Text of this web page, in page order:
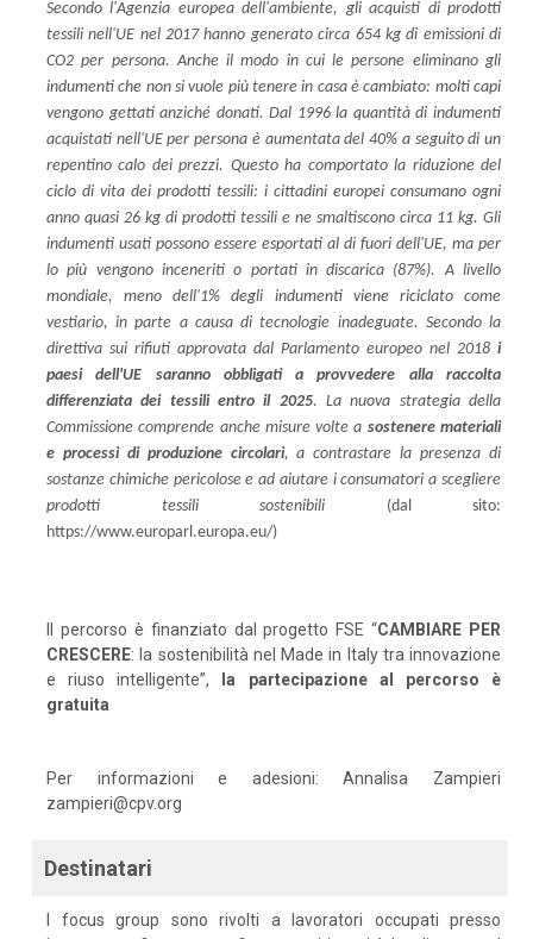
Secondo l'Agenzia europea dell'ambiente, gli acquisti di prodotti
tessili nell'UE nel 2017 hanno generato circa 654 kg di emissioni di
CO2 per persona. Anche il modo in cui le persone eliminano gli
indumenti che non si vuole più tenere in casa è cambiato: molti capi
vengono gettati anziché donati. Dal 1996 la quantità di indumenti
acquistati nell'UE per persona è aumentata del 40% a seguito di un
repentino calo dei prezzi. Questo ha comportato la riduzione del
ciclo di vita dei prodotti tessili: i cittadini europei consumano ogni
anno quasi 26 kg di prodotti tessili e ne smaltiscono circa 11 kg. Gli
indumenti usati possono essere esportati al di fuori dell'UE, ma per
lo più vengono inceneriti o portati in discarica (87%). A livello
mondiale, meno dell'1% degli indumenti viene riciclato come
vestiario, in parte a causa di tecnologie inadeguate. Secondo la
direttiva sui rifiuti approvata dal Parlamento europeo nel 2018 i
paesi dell'UE saranno obbligati a provvedere alla raccolta
differenziata dei tessili entro il 2025. La nuova strategia della
Commissione comprende anche misure volte a sostenere materiali
e processi di produzione circolari, a contrastare la presenza di
sostanze chimiche pericolose e ad aiutare i consumatori a scegliere
prodotti tessili sostenibili (dal sito:
https://www.europarl.europa.eu/)
Il percorso è finanziato dal progetto FSE “CAMBIARE PER
CRESCERE: la sostenibilità nel Made in Italy tra innovazione
e riuso intelligente”,
la partecipazione al percorso è
gratuita
Per informazioni e adesioni: Annalisa Zampieri
zampieri@cpv.org
Destinatari
I focus group sono rivolti a lavoratori occupati presso